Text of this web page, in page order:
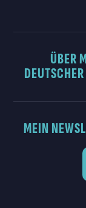
ÜBER
MEIN